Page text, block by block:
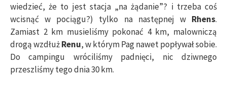
wiedzieć, że to jest stacja „na żądanie”? i trzeba coś
wcisnąć w pociągu?) tylko na następnej w Rhens.
Zamiast 2 km musieliśmy pokonać 4 km, malowniczą
drogą wzdłużRenu, w którym Pag nawet popływał sobie.
Do campingu wróciliśmy padnięci, nic dziwnego
przeszliśmy tego dnia 30 km.